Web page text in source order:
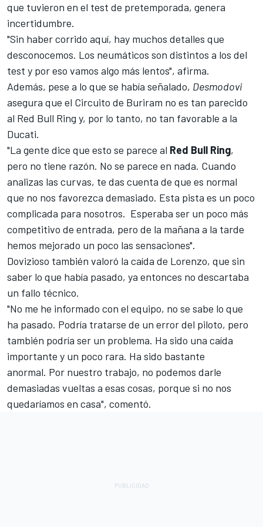
que tuvieron en el test de pretemporada, genera
incertidumbre.
"Sin haber corrido aquí, hay muchos detalles que
desconocemos. Los neumáticos son distintos a los del
test y por eso vamos algo más lentos", afirma.
Además, pese a lo que se había señalado, Desmodovi
asegura que el Circuito de Buriram no es tan parecido
al Red Bull Ring y, por lo tanto, no tan favorable a la
Ducati.
"La gente dice que esto se parece al Red Bull Ring,
pero no tiene razón. No se parece en nada. Cuando
analizas las curvas, te das cuenta de que es normal
que no nos favorezca demasiado. Esta pista es un poco
complicada para nosotros. Esperaba ser un poco más
competitivo de entrada, pero de la mañana a la tarde
hemos mejorado un poco las sensaciones".
Dovizioso también valoró la caída de Lorenzo, que sin
saber lo que había pasado, ya entonces no descartaba
un fallo técnico.
"No me he informado con el equipo, no se sabe lo que
ha pasado. Podría tratarse de un error del piloto, pero
también podría ser un problema. Ha sido una caída
importante y un poco rara. Ha sido bastante
anormal. Por nuestro trabajo, no podemos darle
demasiadas vueltas a esas cosas, porque si no nos
quedaríamos en casa", comentó.